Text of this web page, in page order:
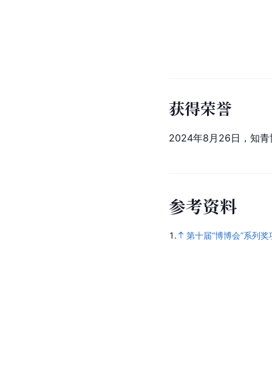
获得荣誉
2024年8月26日，知青
参考资料
1. 第十届“博博会”系列奖